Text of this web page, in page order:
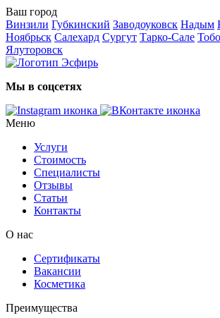
Ваш город
Винзили Губкинский Заводоуковск Надым
Ноябрьск Салехард Сургут Тарко-Сале
Ялуторовск
Мы в соцсетях
Меню
Услуги
Стоимость
Специалисты
Отзывы
Статьи
Контакты
О нас
Сертификаты
Вакансии
Косметика
Преимущества